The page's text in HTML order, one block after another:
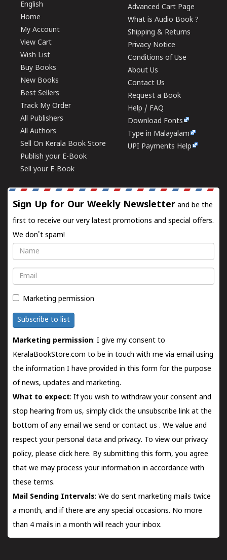
English
Home
My Account
View Cart
Wish List
Buy Books
New Books
Best Sellers
Track My Order
All Publishers
All Authors
Sell On Kerala Book Store
Publish your E-Book
Sell your E-Book
Advanced Cart Page
What is Audio Book ?
Shipping & Returns
Privacy Notice
Conditions of Use
About Us
Contact Us
Request a Book
Help / FAQ
Download Fonts
Type in Malayalam
UPI Payments Help
Sign Up for Our Weekly Newsletter and be the
first to receive our very latest promotions and special offers.
We don't spam!
Name
Email
Marketing permission
Subscribe to list
Marketing permission: I give my consent to
KeralaBookStore.com to be in touch with me via email using
the information I have provided in this form for the purpose
of news, updates and marketing.
What to expect: If you wish to withdraw your consent and
stop hearing from us, simply click the unsubscribe link at the
bottom of any email we send orcontact us . We value and
respect your personal data and privacy. To view our privacy
policy, please click here. By submitting this form, you agree
that we may process your information in accordance with
these terms.
Mail Sending Intervals: We do sent marketing mails twice
a month, and if there are any special occasions. No more
than 4 mails in a month will reach your inbox.